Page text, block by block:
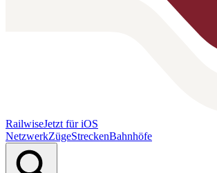
RailwiseJetzt für iOS
NetzwerkZügeStreckenBahnhöfe